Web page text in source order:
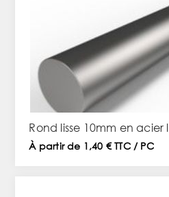
Rond lisse 10mm en
À partir de 1,40 € TTC / PC